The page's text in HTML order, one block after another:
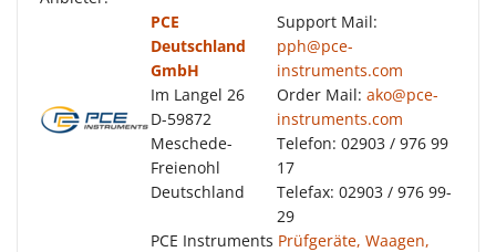
PCE
Deutschland
GmbH
Im Langel 26
D-59872
Meschede-
Freienohl
Deutschland
Support Mail:
pph@pce-
instruments.com
Order Mail: ako@pce-
instruments.com
Telefon: 02903 / 976 99
17
Telefax: 02903 / 976 99-
29
PCE Instruments Prüfgeräte, Waagen,